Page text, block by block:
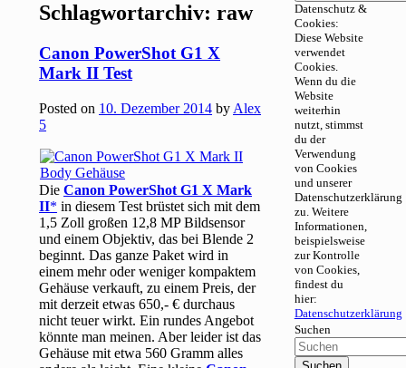
Schlagwortarchiv:raw
Canon PowerShot G1 X
Mark II Test
Posted on 10. Dezember 2014 by Alex
5
DieCanon PowerShot G1 X Mark
II
in diesem Test brüstet sich mit dem
1,5 Zoll großen 12,8 MP Bildsensor
und einem Objektiv, das bei Blende 2
beginnt. Das ganze Paket wird in
einem mehr oder weniger kompaktem
Gehäuse verkauft, zu einem Preis, der
mit derzeit etwas 650,- € durchaus
nicht teuer wirkt. Ein rundes Angebot
könnte man meinen. Aber leider ist das
Gehäuse mit etwa 560 Gramm alles
Datenschutz &
Cookies:
Diese Website
verwendet
Cookies.
Wenn du die
Website
weiterhin
nutzt, stimmst
du der
Verwendung
von Cookies
und unserer
Datenschutzerklärung
zu. Weitere
Informationen,
beispielsweise
zur Kontrolle
von Cookies,
findest du
hier:
Datenschutzerklärung
Suchen